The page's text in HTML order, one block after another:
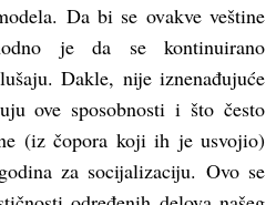
Da bi se ovakve veštine
je da se kontinuirano
Dakle, nije iznenađujuće
ove sposobnosti i što često
(iz čopora koji ih je usvojio)
za socijalizaciju. Ovo se